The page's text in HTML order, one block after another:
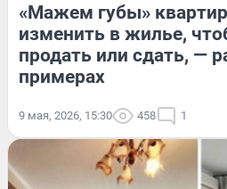
«Мажем губы»
изменить в жилье,
продать или сдать, —
примерах
9 мая, 2026, 15:30 458 1